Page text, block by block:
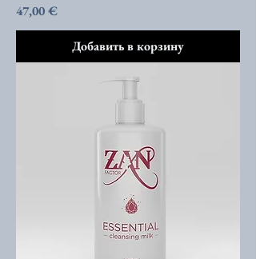
Цена
47,00 €
Добавить в корзину